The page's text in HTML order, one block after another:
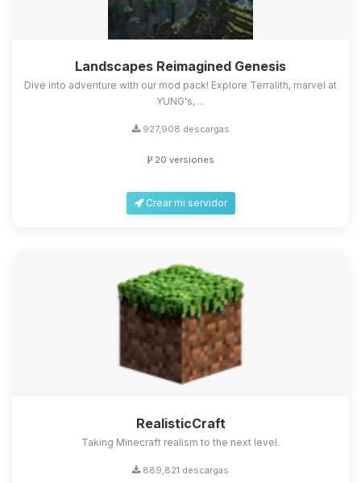
Landscapes Reimagined Genesis
Dive into adventure with our mod pack! Explore Terralith, marvel at
YUNG's, ...
927,908 descargas
20 versiones
Crear mi servidor
RealisticCraft
Taking Minecraft realism to the next level.
889,821 descargas